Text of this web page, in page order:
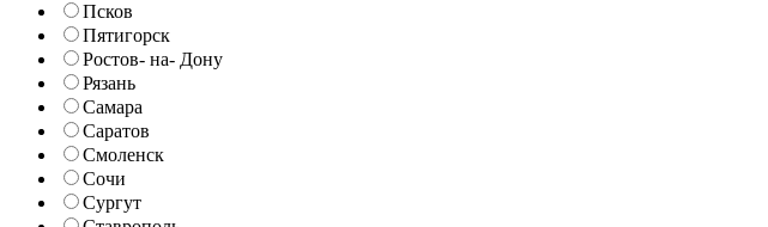
Псков
Пятигорск
Ростов- на- Дону
Рязань
Самара
Саратов
Смоленск
Сочи
Сургут